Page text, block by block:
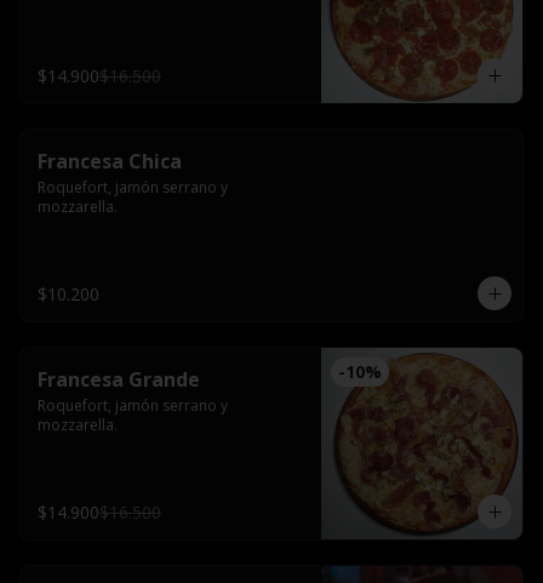
$14.900$16.500
Francesa Chica
Roquefort, jamón serrano y
mozzarella.
$10.200
-10%
Francesa Grande
Roquefort, jamón serrano y
mozzarella.
$14.900$16.500